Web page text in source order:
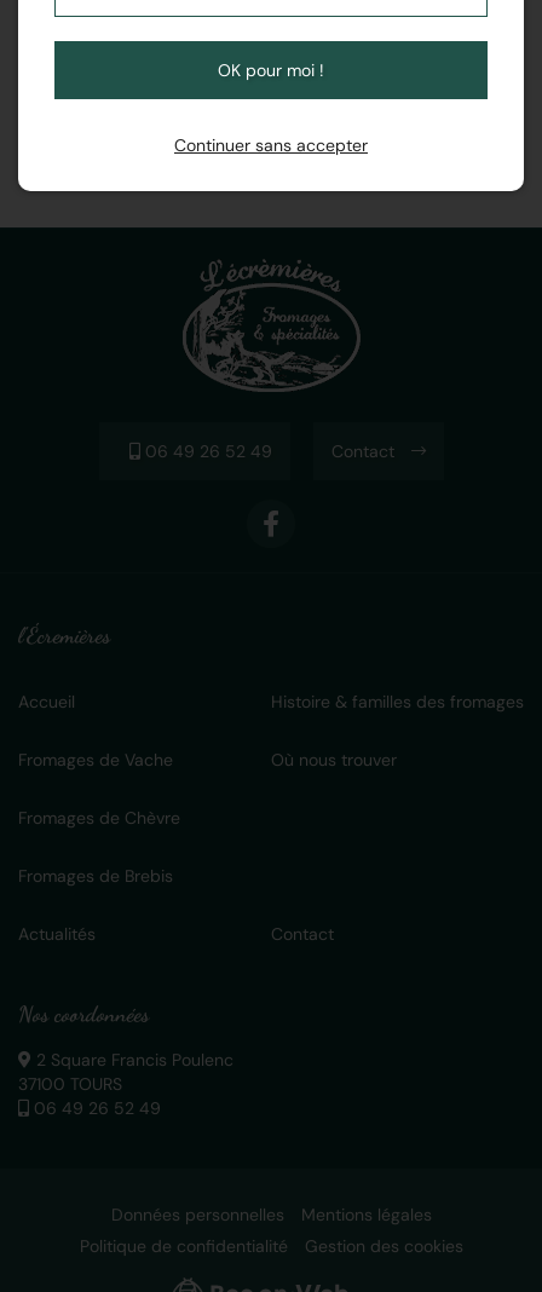
Epicerie fine
06 49 26 52 49 Contact
l'Écremières
Accueil Histoire & familles des fromages
Fromages de Vache
Fromages de Chèvre
Fromages de Brebis
Où nous trouver
Actualités Contact
Nos coordonnées
2 Square Francis Poulenc
37100 TOURS
06 49 26 52 49
Données personnelles
Mentions légales
Politique de confidentialité
Gestion des cookies
OK pour moi !
Continuer sans accepter